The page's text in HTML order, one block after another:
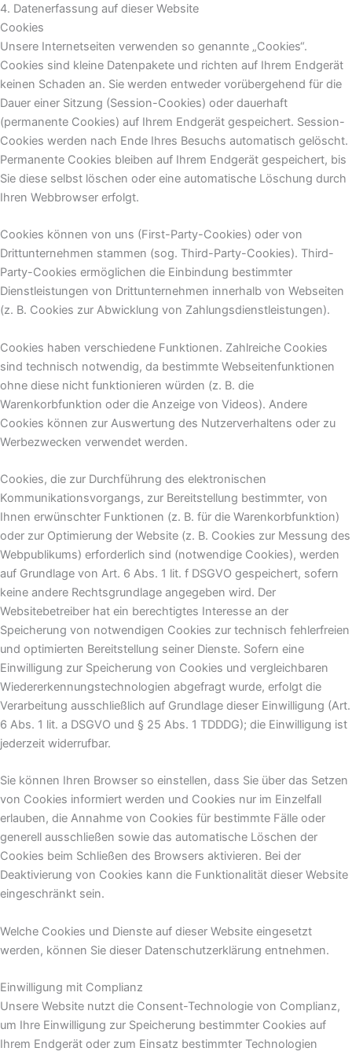
4. Datenerfassung auf dieser Website
Cookies
Unsere Internetseiten verwenden so genannte „Cookies“.
Cookies sind kleine Datenpakete und richten auf Ihrem Endgerät
keinen Schaden an. Sie werden entweder vorübergehend für die
Dauer einer Sitzung (Session-Cookies) oder dauerhaft
(permanente Cookies) auf Ihrem Endgerät gespeichert. Session-
Cookies werden nach Ende Ihres Besuchs automatisch gelöscht.
Permanente Cookies bleiben auf Ihrem Endgerät gespeichert, bis
Sie diese selbst löschen oder eine automatische Löschung durch
Ihren Webbrowser erfolgt.
Cookies können von uns (First-Party-Cookies) oder von
Drittunternehmen stammen (sog. Third-Party-Cookies). Third-
Party-Cookies ermöglichen die Einbindung bestimmter
Dienstleistungen von Drittunternehmen innerhalb von Webseiten
(z. B. Cookies zur Abwicklung von Zahlungsdienstleistungen).
Cookies haben verschiedene Funktionen. Zahlreiche Cookies
sind technisch notwendig, da bestimmte Webseitenfunktionen
ohne diese nicht funktionieren würden (z. B. die
Warenkorbfunktion oder die Anzeige von Videos). Andere
Cookies können zur Auswertung des Nutzerverhaltens oder zu
Werbezwecken verwendet werden.
Cookies, die zur Durchführung des elektronischen
Kommunikationsvorgangs, zur Bereitstellung bestimmter, von
Ihnen erwünschter Funktionen (z. B. für die Warenkorbfunktion)
oder zur Optimierung der Website (z. B. Cookies zur Messung des
Webpublikums) erforderlich sind (notwendige Cookies), werden
auf Grundlage von Art. 6 Abs. 1 lit. f DSGVO gespeichert, sofern
keine andere Rechtsgrundlage angegeben wird. Der
Websitebetreiber hat ein berechtigtes Interesse an der
Speicherung von notwendigen Cookies zur technisch fehlerfreien
und optimierten Bereitstellung seiner Dienste. Sofern eine
Einwilligung zur Speicherung von Cookies und vergleichbaren
Wiedererkennungstechnologien abgefragt wurde, erfolgt die
Verarbeitung ausschließlich auf Grundlage dieser Einwilligung (Art.
6 Abs. 1 lit. a DSGVO und § 25 Abs. 1 TDDDG); die Einwilligung ist
jederzeit widerrufbar.
Sie können Ihren Browser so einstellen, dass Sie über das Setzen
von Cookies informiert werden und Cookies nur im Einzelfall
erlauben, die Annahme von Cookies für bestimmte Fälle oder
generell ausschließen sowie das automatische Löschen der
Cookies beim Schließen des Browsers aktivieren. Bei der
Deaktivierung von Cookies kann die Funktionalität dieser Website
eingeschränkt sein.
Welche Cookies und Dienste auf dieser Website eingesetzt
werden, können Sie dieser Datenschutzerklärung entnehmen.
Einwilligung mit Complianz
Unsere Website nutzt die Consent-Technologie von Complianz,
um Ihre Einwilligung zur Speicherung bestimmter Cookies auf
Ihrem Endgerät oder zum Einsatz bestimmter Technologien